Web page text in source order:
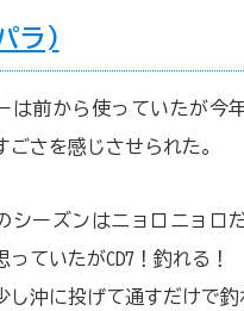
ラ)
は前から使っていたが今
ごさを感じさせられた。
シーズンはニョロニョロ
っていたがCD7！釣れる！
し沖に投げて通すだけで釣